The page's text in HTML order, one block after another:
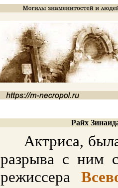
Райх
Актриса,
разрыва с ним
режиссера